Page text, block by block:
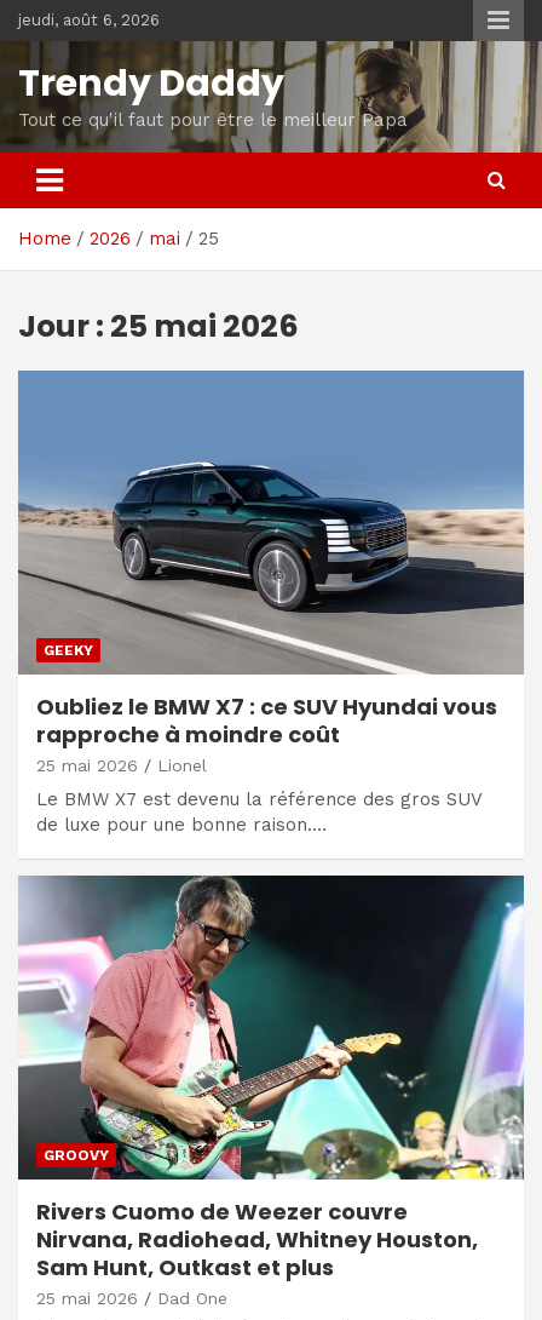
Skip
to
content
jeudi, août 6, 2026
Trendy Daddy
Tout ce qu'il faut pour être le meilleur Papa
Home 2026 mai 25
Jour : 25 mai 2026
GEEKY
Oubliez le BMW X7 : ce SUV Hyundai vous
rapproche à moindre coût
25 mai 2026 Lionel
Le BMW X7 est devenu la référence des gros SUV
de luxe pour une bonne raison.…
GROOVY
Rivers Cuomo de Weezer couvre
Nirvana, Radiohead, Whitney Houston,
Sam Hunt, Outkast et plus
25 mai 2026 Dad One